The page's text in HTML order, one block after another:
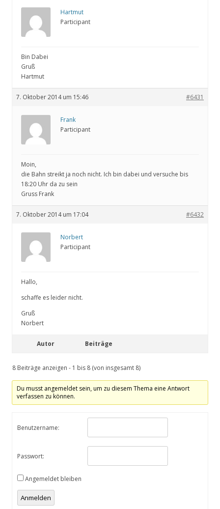
Hartmut
Participant
Bin Dabei
Gruß
Hartmut
7. Oktober 2014 um 15:46 #6431
Frank
Participant
Moin,
die Bahn streikt ja noch nicht. Ich bin dabei und versuche bis
18:20 Uhr da zu sein
Gruss Frank
7. Oktober 2014 um 17:04 #6432
Norbert
Participant
Hallo,
schaffe es leider nicht.
Gruß
Norbert
Autor Beiträge
8 Beiträge anzeigen - 1 bis 8 (von insgesamt 8)
Du musst angemeldet sein, um zu diesem Thema eine Antwort
verfassen zu können.
Benutzername:
Passwort:
Angemeldet bleiben
Anmelden